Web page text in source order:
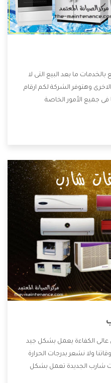
ما بعد البيع التى لا
وهتوفر الشركة لكم ارقام
جميع الأمور الخاصة
تتقدم لكم .
الكفاءة يعمل بشكل جيد
ولا نشعر بدرجات الحرارة
شارب الجديدة تعمل بشكل